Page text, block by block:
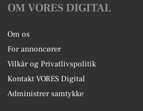
OM VORES DIGITAL
Om os
For annoncører
Vilkår og Privatlivspolitik
Kontakt VORES Digital
Administrer samtykke